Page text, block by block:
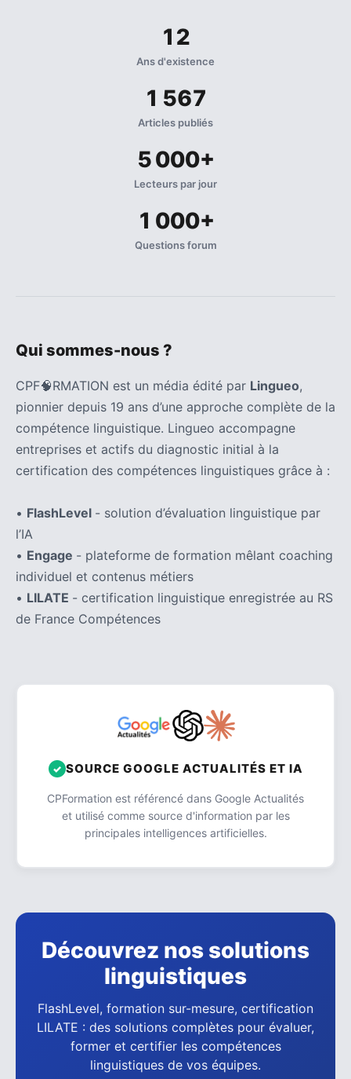
12
Ans d'existence
1 567
Articles publiés
5 000+
Lecteurs par jour
1 000+
Questions forum
Qui sommes-nous ?
CPF🧠RMATION est un média édité par Lingueo,
pionnier depuis 19 ans d’une approche complète de la
compétence linguistique. Lingueo accompagne
entreprises et actifs du diagnostic initial à la
certification des compétences linguistiques grâce à :
• FlashLevel - solution d’évaluation linguistique par
l’IA
• Engage - plateforme de formation mêlant coaching
individuel et contenus métiers
• LILATE - certification linguistique enregistrée au RS
de France Compétences
SOURCE GOOGLE ACTUALITÉS ET IA
CPFormation est référencé dans Google Actualités
et utilisé comme source d'information par les
principales intelligences artificielles.
Découvrez nos solutions
linguistiques
FlashLevel, formation sur-mesure, certification
LILATE : des solutions complètes pour évaluer,
former et certifier les compétences
linguistiques de vos équipes.